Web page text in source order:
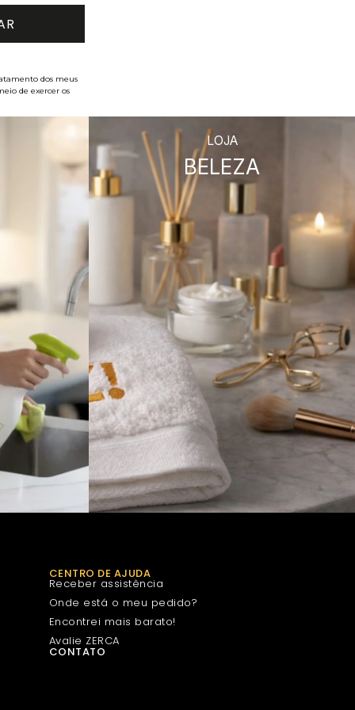
dos meus
de exercer os
LOJA
BELEZA
CENTRO DE AJUDA
Receber assistência
Onde está o meu pedido?
Encontrei mais barato!
Avalie ZERCA
CONTATO